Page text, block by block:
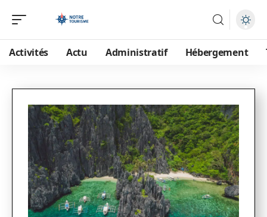
Activités Actu Administratif Hébergement